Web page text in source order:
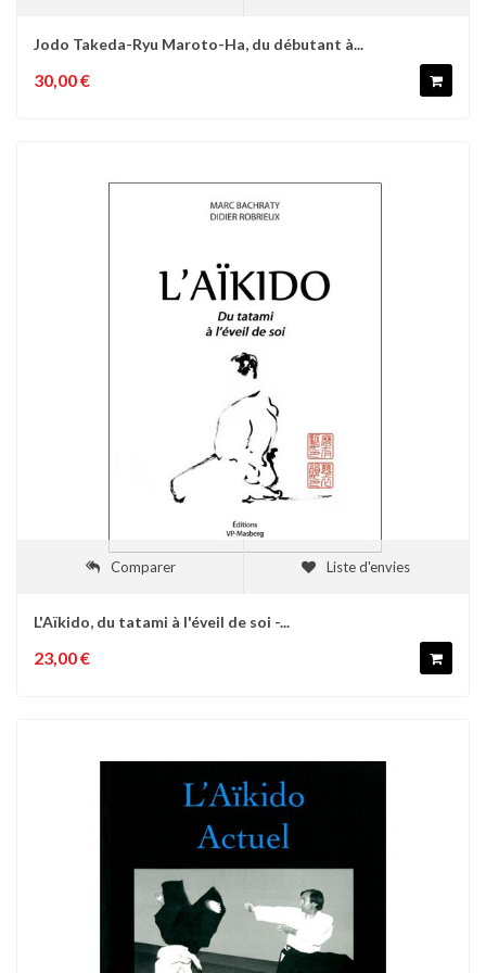
Jodo Takeda-Ryu Maroto-Ha, du débutant à...
30,00 €
Comparer Liste d'envies
L'Aïkido, du tatami à l'éveil de soi -...
23,00 €